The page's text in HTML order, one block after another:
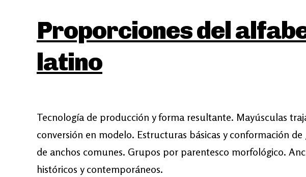
Proporciones del
latino
Tecnología de producción y forma resultante. Mayúsculas
conversión en modelo. Estructuras básicas y conformación
de anchos comunes. Grupos por parentesco morfológico.
históricos y contemporáneos.